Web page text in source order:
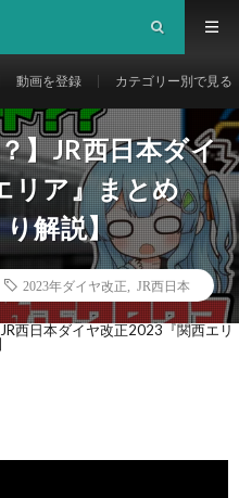
動画を登録 カテゴリー別で見る
】JR西日本ダイ
リア』まとめ
解説】
2023年ダイヤ改正 JR西日本
西日本ダイヤ改正2023『関西エリ